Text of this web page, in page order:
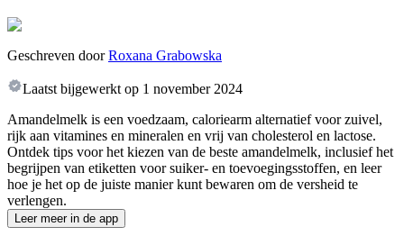
Geschreven door Roxana Grabowska
Laatst bijgewerkt op 1 november 2024
Amandelmelk is een voedzaam, caloriearm alternatief voor zuivel,
rijk aan vitamines en mineralen en vrij van cholesterol en lactose.
Ontdek tips voor het kiezen van de beste amandelmelk, inclusief het
begrijpen van etiketten voor suiker- en toevoegingsstoffen, en leer
hoe je het op de juiste manier kunt bewaren om de versheid te
verlengen.
Leer meer in de app